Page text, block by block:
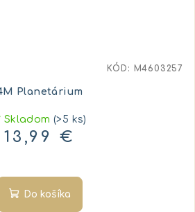
Planetárium
Skladom(>5 ks)
13,99 €
Do košíka
KÓD: M4603257